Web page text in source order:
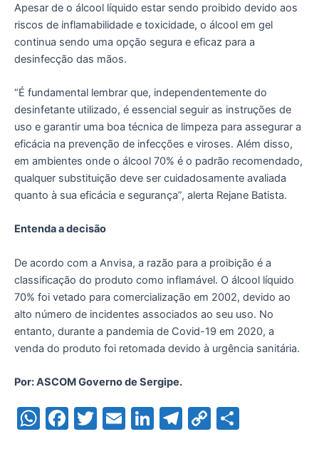
Apesar de o álcool líquido estar sendo proibido devido aos
riscos de inflamabilidade e toxicidade, o álcool em gel
continua sendo uma opção segura e eficaz para a
desinfecção das mãos.
“É fundamental lembrar que, independentemente do
desinfetante utilizado, é essencial seguir as instruções de
uso e garantir uma boa técnica de limpeza para assegurar a
eficácia na prevenção de infecções e viroses. Além disso,
em ambientes onde o álcool 70% é o padrão recomendado,
qualquer substituição deve ser cuidadosamente avaliada
quanto à sua eficácia e segurança”, alerta Rejane Batista.
Entenda a decisão
De acordo com a Anvisa, a razão para a proibição é a
classificação do produto como inflamável. O álcool líquido
70% foi vetado para comercialização em 2002, devido ao
alto número de incidentes associados ao seu uso. No
entanto, durante a pandemia de Covid-19 em 2020, a
venda do produto foi retomada devido à urgência sanitária.
Por: ASCOM Governo de Sergipe.
W F
T
E
Li T
C